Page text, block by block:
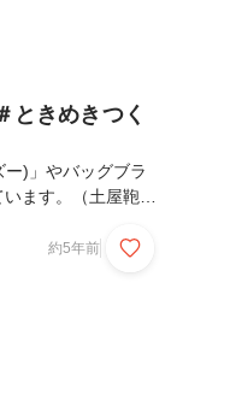
ときめきつく
)」やバッグブラ
ます。（土屋鞄製
えてきました。そ
入社しました財務
約5年前